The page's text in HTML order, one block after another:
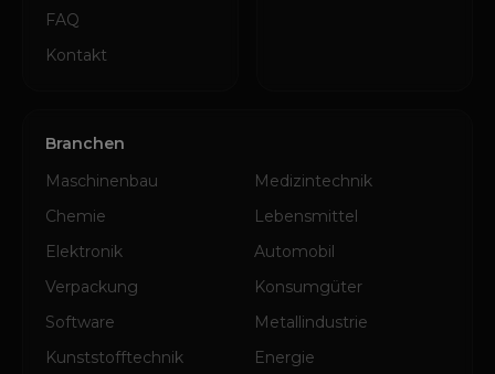
FAQ
Kontakt
Branchen
Maschinenbau
Medizintechnik
Chemie
Lebensmittel
Elektronik
Automobil
Verpackung
Konsumgüter
Software
Metallindustrie
Kunststofftechnik
Energie